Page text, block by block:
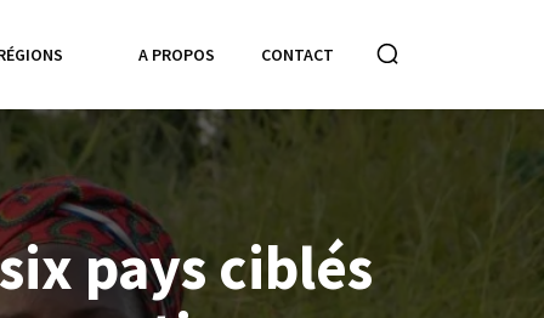
A PROPOS CONTACT
pays ciblés